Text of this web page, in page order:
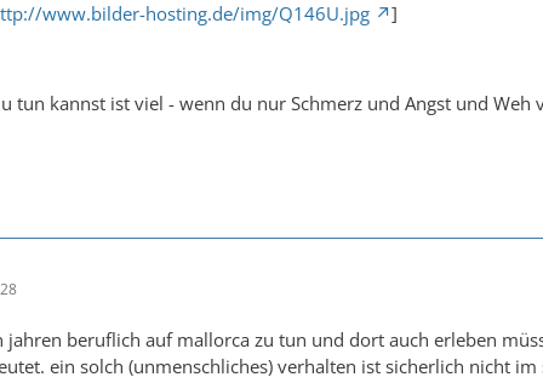
www.bilder-hosting.de/img/Q146U.jpg
]
tun kannst ist viel - wenn du nur Schmerz und Angst und
beruflich auf mallorca zu tun und dort auch erleben
ein solch (unmenschliches) verhalten ist sicherlich nicht